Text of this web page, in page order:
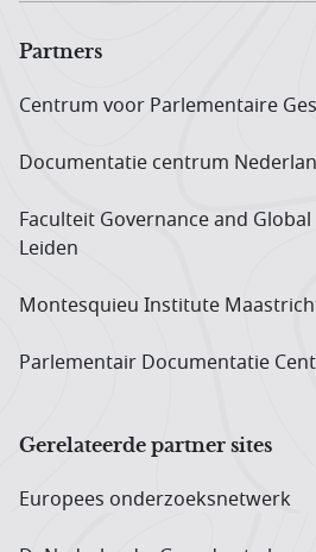
Partners
Centrum voor Parlementaire
Documentatie centrum
Faculteit Governance and
Leiden
Montesquieu Institute
Parlementair Documentatie
Gerelateerde partner sites
Europees onderzoeks­netwerk